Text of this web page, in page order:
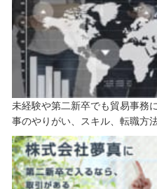
未経験や第二新卒でも貿易事務
事のやりがい、スキル、転職方